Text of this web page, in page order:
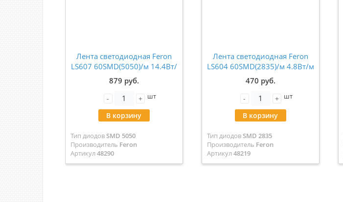
Лента светодиодная Feron
LS607 60SMD(5050)/м 14.4Вт/
м 12V 4000К IP65 5метров
48290
879 руб.
- + шт
В корзину
Тип диодовSMD 5050
Производитель Feron
Артикул48290
Лента светодиодная Feron
LS604 60SMD(2835)/м 4.8Вт/м
12V 4000К IP65 5 метров
48219
470 руб.
- + шт
В корзину
Тип диодовSMD 2835
Производитель Feron
Артикул48219